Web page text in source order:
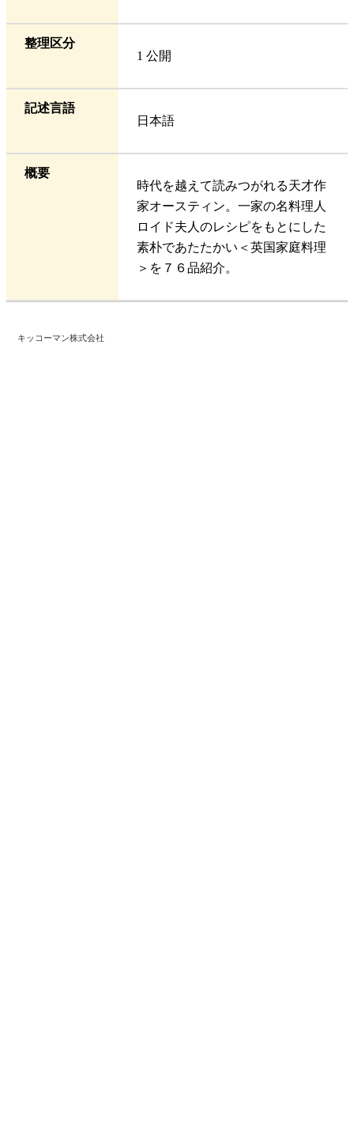
整理区分
1 公開
記述言語
日本語
概要
時代を越えて読みつがれる天才作
家オースティン。一家の名料理人
ロイド夫人のレシピをもとにした
素朴であたたかい＜英国家庭料理
＞を７６品紹介。
キッコーマン株式会社